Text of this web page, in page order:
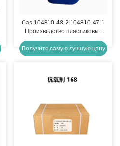
Cas 104810-48-2 104810-47-1
Производство пластиковых
добавок Chiguard® 5530
Получите самую лучшую цену